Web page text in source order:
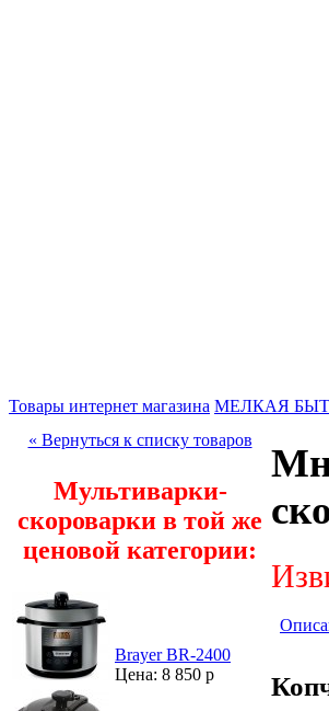
Товары интернет магазина МЕЛКАЯ
« Вернуться к списку товаров
Мультиварки-
скороварки в той же
ценовой категории:
Brayer BR-2400
Цена: 8 850 р